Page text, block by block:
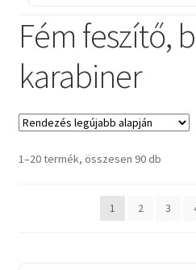
Fém feszítő,
karabiner
1–20 termék, összesen 90 dbSorted
1
2 3